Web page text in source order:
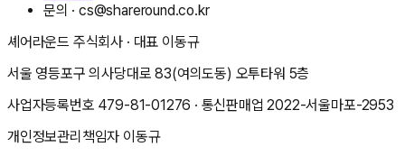
문의 ·cs@shareround.co.kr
셰어라운드 주식회사 · 대표 이동규
서울 영등포구 의사당대로 83(여의도동) 오투타워 5층
사업자등록번호 479-81-01276 · 통신판매업2022-서울마포-2953
개인정보관리책임자 이동규